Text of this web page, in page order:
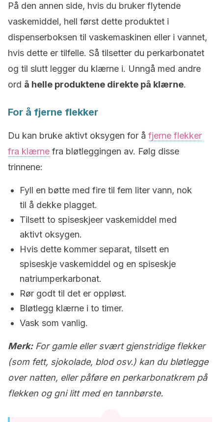
På den annen side, hvis du bruker flytende
vaskemiddel, hell først dette produktet i
dispenserboksen til vaskemaskinen eller i vannet,
hvis dette er tilfelle. Så tilsetter du perkarbonatet
og til slutt legger du klærne i. Unngå med andre
ord å helle produktene direkte på klærne.
For å fjerne flekker
Du kan bruke aktivt oksygen for å fjerne flekker
fra klærne fra bløtleggingen av. Følg disse
trinnene:
Fyll en bøtte med fire til fem liter vann, nok
til å dekke plagget.
Tilsett to spiseskjeer vaskemiddel med
aktivt oksygen.
Hvis dette kommer separat, tilsett en
spiseskje vaskemiddel og en spiseskje
natriumperkarbonat.
Rør godt til det er oppløst.
Bløtlegg klærne i to timer.
Vask som vanlig.
Merk:For gamle eller svært gjenstridige flekker
(som fett, sjokolade, blod osv.) kan du bløtlegge
over natten, eller påføre en perkarbonatkrem på
flekken og gni litt med en tannbørste.